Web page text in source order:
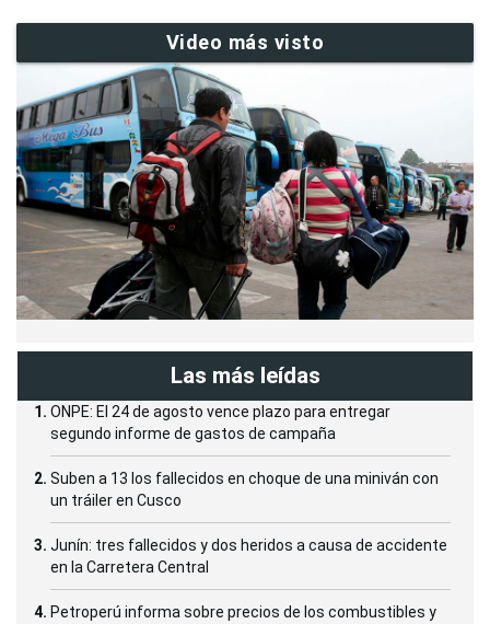
Video más visto
Las más leídas
ONPE: El 24 de agosto vence plazo para entregar
segundo informe de gastos de campaña
Suben a 13 los fallecidos en choque de una miniván con
un tráiler en Cusco
Junín: tres fallecidos y dos heridos a causa de accidente
en la Carretera Central
Petroperú informa sobre precios de los combustibles y